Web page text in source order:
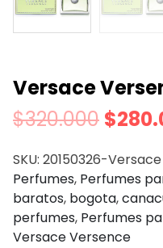
Versace
$320.000 $
SKU: 20150326-
Perfumes, Perfumes
baratos, bogota,
perfumes, Perfumes
Versace Versence